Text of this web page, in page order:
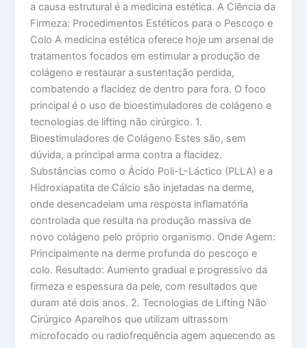
a causa estrutural é a medicina estética. A Ciência da
Firmeza: Procedimentos Estéticos para o Pescoço e
Colo A medicina estética oferece hoje um arsenal de
tratamentos focados em estimular a produção de
colágeno e restaurar a sustentação perdida,
combatendo a flacidez de dentro para fora. O foco
principal é o uso de bioestimuladores de colágeno e
tecnologias de lifting não cirúrgico. 1.
Bioestimuladores de Colágeno Estes são, sem
dúvida, a principal arma contra a flacidez.
Substâncias como o Ácido Poli-L-Láctico (PLLA) e a
Hidroxiapatita de Cálcio são injetadas na derme,
onde desencadeiam uma resposta inflamatória
controlada que resulta na produção massiva de
novo colágeno pelo próprio organismo. Onde Agem:
Principalmente na derme profunda do pescoço e
colo. Resultado: Aumento gradual e progressivo da
firmeza e espessura da pele, com resultados que
duram até dois anos. 2. Tecnologias de Lifting Não
Cirúrgico Aparelhos que utilizam ultrassom
microfocado ou radiofrequência agem aquecendo as